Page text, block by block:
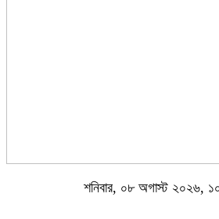
শনিবার, ০৮ অগাস্ট ২০২৬,